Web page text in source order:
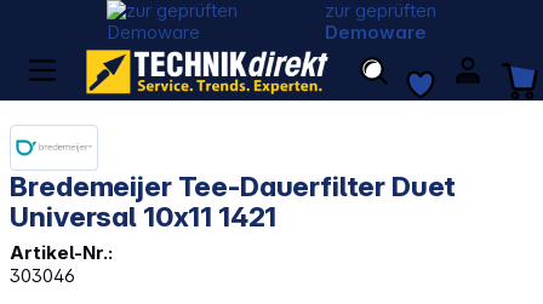
zur geprüften
Demoware
Bredemeijer Tee-Dauerfilter Duet
Universal 10x11 1421
Artikel-Nr.:
303046